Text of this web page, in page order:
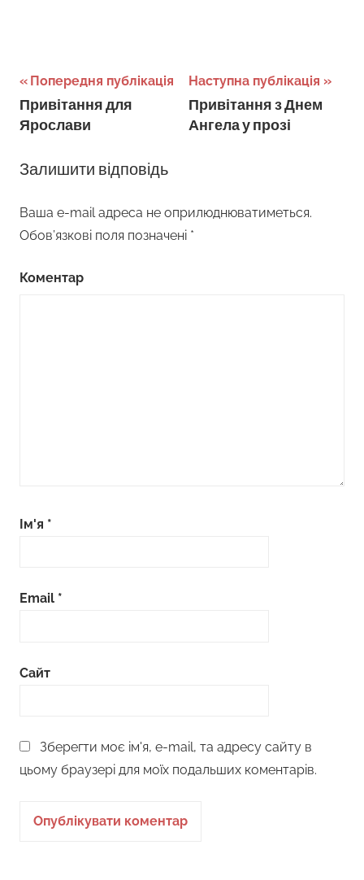
Навігація
записів
Попередня публікація
Привітання для
Ярослави
Наступна публікація
Привітання з Днем
Ангела у прозі
Залишити відповідь
Ваша e-mail адреса не оприлюднюватиметься.
Обов’язкові поля позначені *
Коментар
Ім'я *
Email *
Сайт
Зберегти моє ім'я, e-mail, та адресу сайту в
цьому браузері для моїх подальших коментарів.